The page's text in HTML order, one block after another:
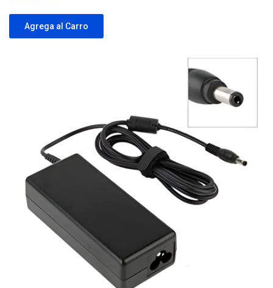
Agrega al Carro